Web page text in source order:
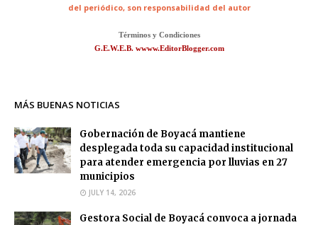
del periódico, son responsabilidad del autor
Términos y Condiciones
G.E.W.E.B. wwww.EditorBlogger.com
MÁS BUENAS NOTICIAS
Gobernación de Boyacá mantiene
desplegada toda su capacidad institucional
para atender emergencia por lluvias en 27
municipios
JULY 14, 2026
Gestora Social de Boyacá convoca a jornada